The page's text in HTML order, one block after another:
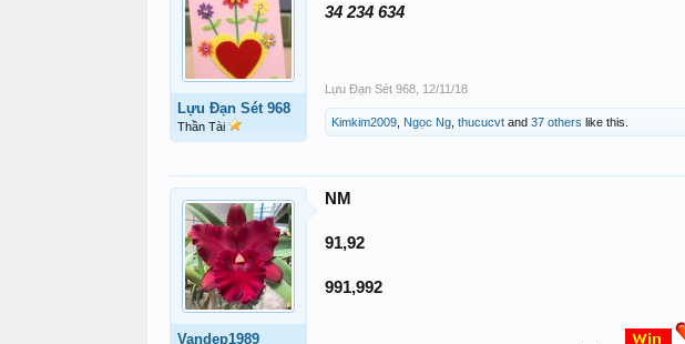
Lựu Đạn Sét 968
Thần Tài
34 234 634
Lựu Đạn Sét 968 12/11/18
Kimkim2009 Ngọc Ng thucucvt and 37 others like this.
Vandep1989
NM
91,92
991,992